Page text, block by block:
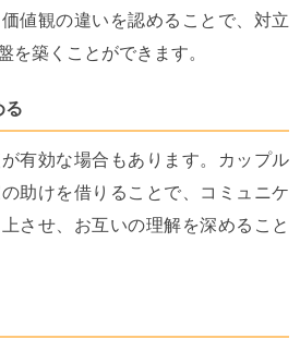
値観の違いを認めることで、対立
を築くことができます。
る
有効な場合もあります。カップル
助けを借りることで、コミュニケ
させ、お互いの理解を深めること